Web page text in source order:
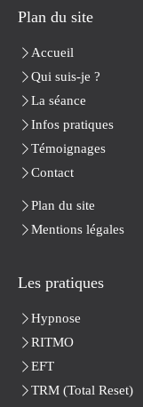
Plan du site
Accueil
Qui suis-je ?
La séance
Infos pratiques
Témoignages
Contact
Plan du site
Mentions légales
Les pratiques
Hypnose
RITMO
EFT
TRM (Total Reset)